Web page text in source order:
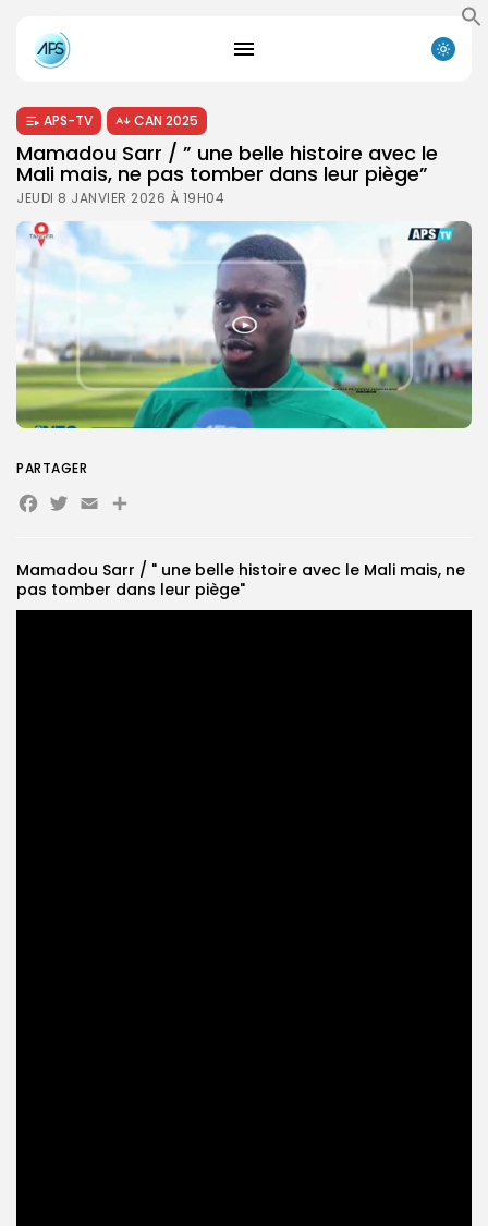
for: Button
APS-TV CAN 2025
Mamadou Sarr / ” une belle histoire avec le
Mali mais, ne pas tomber dans leur piège”
JEUDI 8 JANVIER 2026 À 19H04
Mamadou Sarr / " une belle histoire avec le Mali mais, ne
pas tomber dans leur piège"
PARTAGER
Facebook
Twitter
EmailPartager